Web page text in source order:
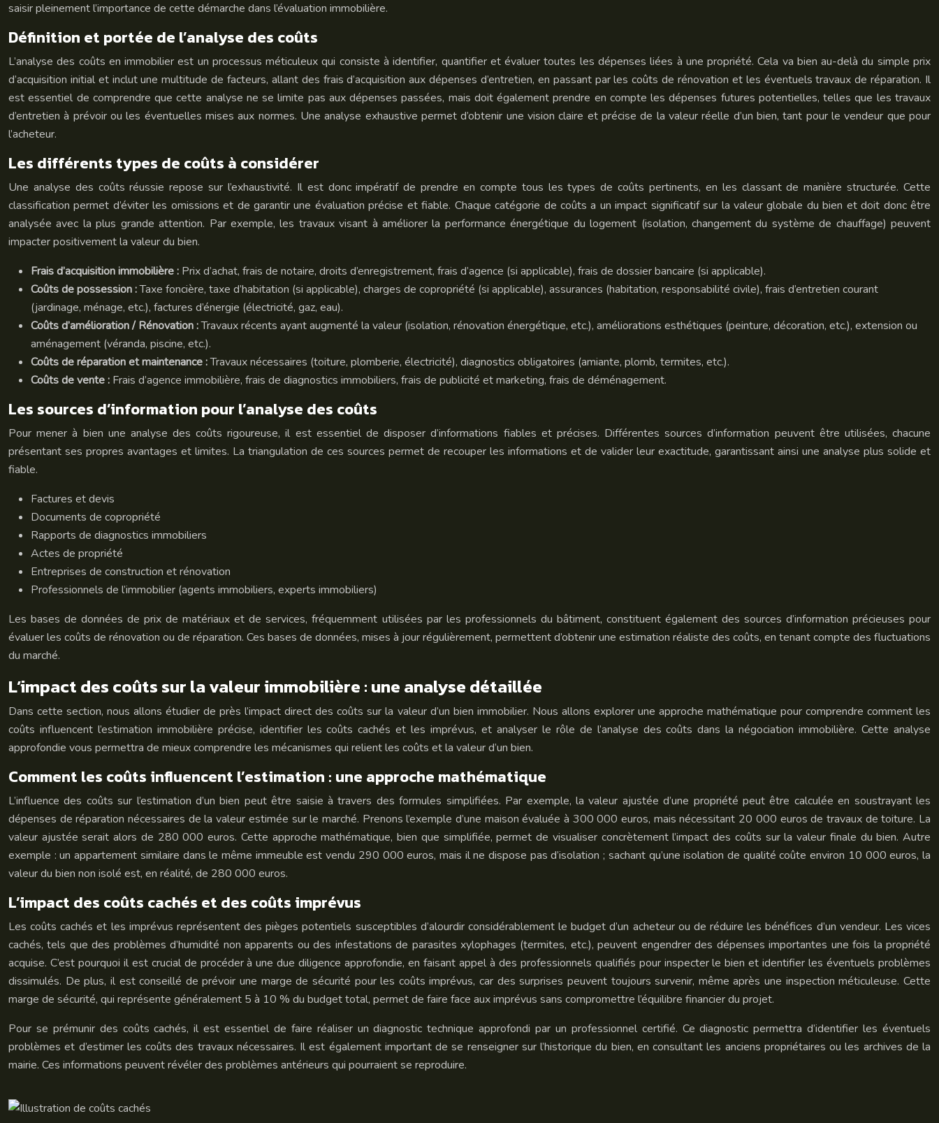
saisir pleinement l’importance de cette démarche dans l’évaluation immobilière.
Définition et portée de l’analyse des coûts
L’analyse des coûts en immobilier est un processus méticuleux qui consiste à identifier, quantifier et évaluer toutes les dépenses liées à une propriété. Cela va bien au-delà du simple prix
d’acquisition initial et inclut une multitude de facteurs, allant des frais d’acquisition aux dépenses d’entretien, en passant par les coûts de rénovation et les éventuels travaux de réparation. Il
est essentiel de comprendre que cette analyse ne se limite pas aux dépenses passées, mais doit également prendre en compte les dépenses futures potentielles, telles que les travaux
d’entretien à prévoir ou les éventuelles mises aux normes. Une analyse exhaustive permet d’obtenir une vision claire et précise de la valeur réelle d’un bien, tant pour le vendeur que pour
l’acheteur.
Les différents types de coûts à considérer
Une analyse des coûts réussie repose sur l’exhaustivité. Il est donc impératif de prendre en compte tous les types de coûts pertinents, en les classant de manière structurée. Cette
classification permet d’éviter les omissions et de garantir une évaluation précise et fiable. Chaque catégorie de coûts a un impact significatif sur la valeur globale du bien et doit donc être
analysée avec la plus grande attention. Par exemple, les travaux visant à améliorer la performance énergétique du logement (isolation, changement du système de chauffage) peuvent
impacter positivement la valeur du bien.
Frais d’acquisition immobilière : Prix d’achat, frais de notaire, droits d’enregistrement, frais d’agence (si applicable), frais de dossier bancaire (si applicable).
Coûts de possession :Taxe foncière, taxe d’habitation (si applicable), charges de copropriété (si applicable), assurances (habitation, responsabilité civile), frais d’entretien courant
(jardinage, ménage, etc.), factures d’énergie (électricité, gaz, eau).
Coûts d’amélioration / Rénovation :Travaux récents ayant augmenté la valeur (isolation, rénovation énergétique, etc.), améliorations esthétiques (peinture, décoration, etc.), extension ou
aménagement (véranda, piscine, etc.).
Coûts de réparation et maintenance :Travaux nécessaires (toiture, plomberie, électricité), diagnostics obligatoires (amiante, plomb, termites, etc.).
Coûts de vente : Frais d’agence immobilière, frais de diagnostics immobiliers, frais de publicité et marketing, frais de déménagement.
Les sources d’information pour l’analyse des coûts
Pour mener à bien une analyse des coûts rigoureuse, il est essentiel de disposer d’informations fiables et précises. Différentes sources d’information peuvent être utilisées, chacune
présentant ses propres avantages et limites. La triangulation de ces sources permet de recouper les informations et de valider leur exactitude, garantissant ainsi une analyse plus solide et
fiable.
Factures et devis
Documents de copropriété
Rapports de diagnostics immobiliers
Actes de propriété
Entreprises de construction et rénovation
Professionnels de l’immobilier (agents immobiliers, experts immobiliers)
Les bases de données de prix de matériaux et de services, fréquemment utilisées par les professionnels du bâtiment, constituent également des sources d’information précieuses pour
évaluer les coûts de rénovation ou de réparation. Ces bases de données, mises à jour régulièrement, permettent d’obtenir une estimation réaliste des coûts, en tenant compte des fluctuations
du marché.
L’impact des coûts sur la valeur immobilière : une analyse détaillée
Dans cette section, nous allons étudier de près l’impact direct des coûts sur la valeur d’un bien immobilier. Nous allons explorer une approche mathématique pour comprendre comment les
coûts influencent l’estimation immobilière précise, identifier les coûts cachés et les imprévus, et analyser le rôle de l’analyse des coûts dans la négociation immobilière. Cette analyse
approfondie vous permettra de mieux comprendre les mécanismes qui relient les coûts et la valeur d’un bien.
Comment les coûts influencent l’estimation : une approche mathématique
L’influence des coûts sur l’estimation d’un bien peut être saisie à travers des formules simplifiées. Par exemple, la valeur ajustée d’une propriété peut être calculée en soustrayant les
dépenses de réparation nécessaires de la valeur estimée sur le marché. Prenons l’exemple d’une maison évaluée à 300 000 euros, mais nécessitant 20 000 euros de travaux de toiture. La
valeur ajustée serait alors de 280 000 euros. Cette approche mathématique, bien que simplifiée, permet de visualiser concrètement l’impact des coûts sur la valeur finale du bien. Autre
exemple : un appartement similaire dans le même immeuble est vendu 290 000 euros, mais il ne dispose pas d’isolation ; sachant qu’une isolation de qualité coûte environ 10 000 euros, la
valeur du bien non isolé est, en réalité, de 280 000 euros.
L’impact des coûts cachés et des coûts imprévus
Les coûts cachés et les imprévus représentent des pièges potentiels susceptibles d’alourdir considérablement le budget d’un acheteur ou de réduire les bénéfices d’un vendeur. Les vices
cachés, tels que des problèmes d’humidité non apparents ou des infestations de parasites xylophages (termites, etc.), peuvent engendrer des dépenses importantes une fois la propriété
acquise. C’est pourquoi il est crucial de procéder à une due diligence approfondie, en faisant appel à des professionnels qualifiés pour inspecter le bien et identifier les éventuels problèmes
dissimulés. De plus, il est conseillé de prévoir une marge de sécurité pour les coûts imprévus, car des surprises peuvent toujours survenir, même après une inspection méticuleuse. Cette
marge de sécurité, qui représente généralement 5 à 10 % du budget total, permet de faire face aux imprévus sans compromettre l’équilibre financier du projet.
Pour se prémunir des coûts cachés, il est essentiel de faire réaliser un diagnostic technique approfondi par un professionnel certifié. Ce diagnostic permettra d’identifier les éventuels
problèmes et d’estimer les coûts des travaux nécessaires. Il est également important de se renseigner sur l’historique du bien, en consultant les anciens propriétaires ou les archives de la
mairie. Ces informations peuvent révéler des problèmes antérieurs qui pourraient se reproduire.